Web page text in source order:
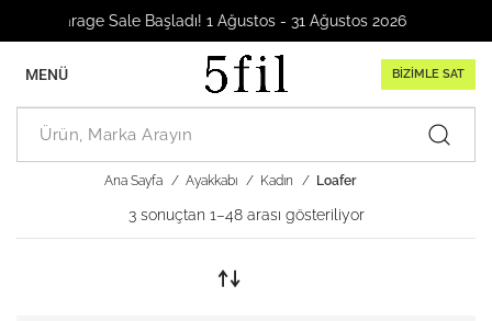
Sale Başladı! 1 Ağustos - 31 Ağustos 2026
MENÜ BİZİMLE SAT
Ana Sayfa Ayakkabı Kadın Loafer
3 sonuçtan 1–48 arası gösteriliyor